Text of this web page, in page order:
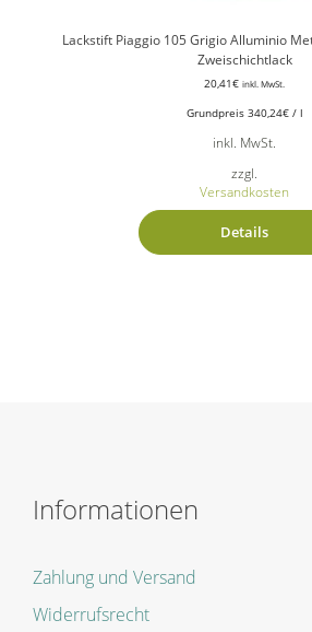
Lackstift Piaggio 105 Grigio Alluminio
Zweischichtlack
20,41€ inkl. MwSt.
Grundpreis 340,24€/ l
inkl. MwSt.
zzgl.
Versandkosten
Details
Informationen
Zahlung und Versand
Widerrufsrecht